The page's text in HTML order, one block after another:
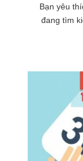
Bạn yêu
đang tìm